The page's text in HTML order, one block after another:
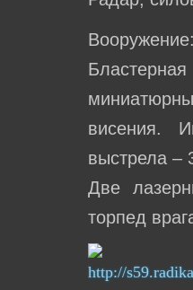
висения.
выстрела –
Две
торпед